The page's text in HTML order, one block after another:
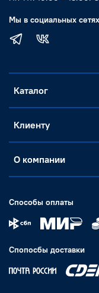
Мы в социальных сетях
Каталог
Клиенту
О компании
Способы оплаты
Спопосбы доставки